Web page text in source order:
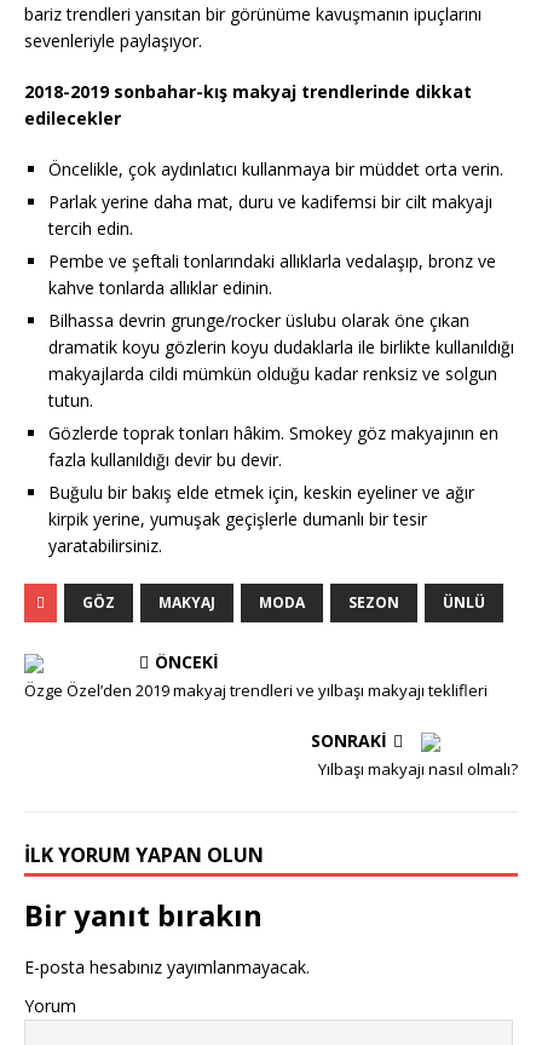
bariz trendleri yansıtan bir görünüme kavuşmanın ipuçlarını
sevenleriyle paylaşıyor.
2018-2019 sonbahar-kış makyaj trendlerinde dikkat
edilecekler
Öncelikle, çok aydınlatıcı kullanmaya bir müddet orta verin.
Parlak yerine daha mat, duru ve kadifemsi bir cilt makyajı
tercih edin.
Pembe ve şeftali tonlarındaki allıklarla vedalaşıp, bronz ve
kahve tonlarda allıklar edinin.
Bilhassa devrin grunge/rocker üslubu olarak öne çıkan
dramatik koyu gözlerin koyu dudaklarla ile birlikte kullanıldığı
makyajlarda cildi mümkün olduğu kadar renksiz ve solgun
tutun.
Gözlerde toprak tonları hâkim. Smokey göz makyajının en
fazla kullanıldığı devir bu devir.
Buğulu bir bakış elde etmek için, keskin eyeliner ve ağır
kirpik yerine, yumuşak geçişlerle dumanlı bir tesir
yaratabilirsiniz.
GÖZ MAKYAJ MODA SEZON ÜNLÜ
ÖNCEKI
Özge Özel’den 2019 makyaj trendleri ve yılbaşı makyajı teklifleri
SONRAKI
Yılbaşı makyajı nasıl olmalı?
İLK YORUM YAPAN OLUN
Bir yanıt bırakın
E-posta hesabınız yayımlanmayacak.
Yorum